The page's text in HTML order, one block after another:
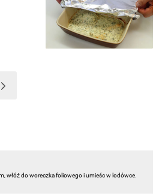
włóż do woreczka foliowego i umieśc w lodówce.